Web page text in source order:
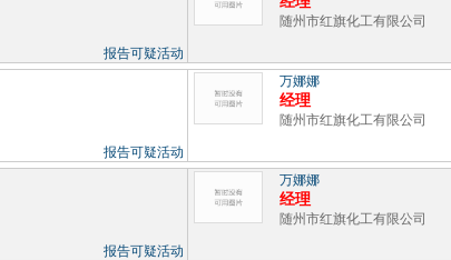
报告可疑活动
随州市红旗化工有限公司
报告可疑活动
万娜娜
经理
随州市红旗化工有限公司
报告可疑活动
万娜娜
经理
随州市红旗化工有限公司